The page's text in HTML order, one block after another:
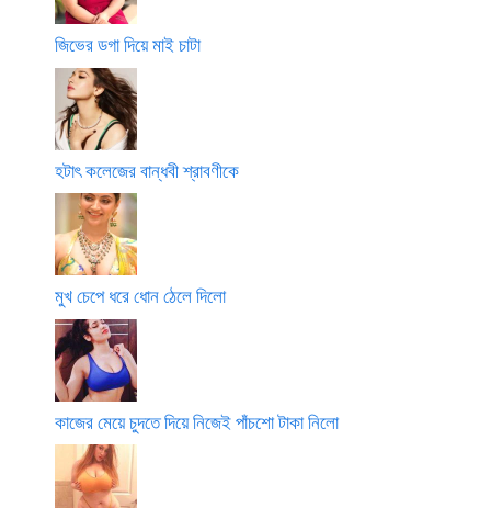
জিভের ডগা দিয়ে মাই চাটা
হটাৎ কলেজের বান্ধবী শ্রাবণীকে
মুখ চেপে ধরে ধোন ঠেলে দিলো
কাজের মেয়ে চুদতে দিয়ে নিজেই পাঁচশো টাকা নিলো